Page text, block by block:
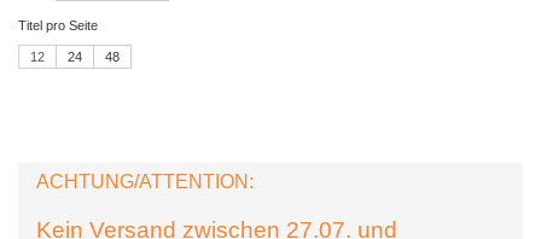
Titel pro Seite
12 24 48
ACHTUNG/ATTENTION:
Kein Versand zwischen 27.07. und